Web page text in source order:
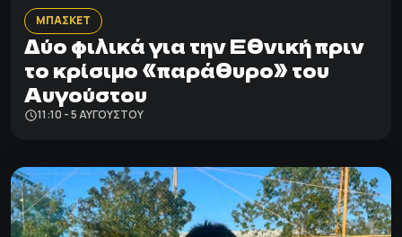
ΜΠΑΣΚΕΤ
Δύο φιλικά για την Εθνική πριν
το κρίσιμο «παράθυρο» του
Αυγούστου
11:10 - 5 ΑΥΓΟΎΣΤΟΥ